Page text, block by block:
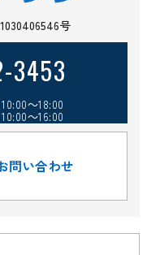
号
3453
～18:00
～16:00
問い合わせ